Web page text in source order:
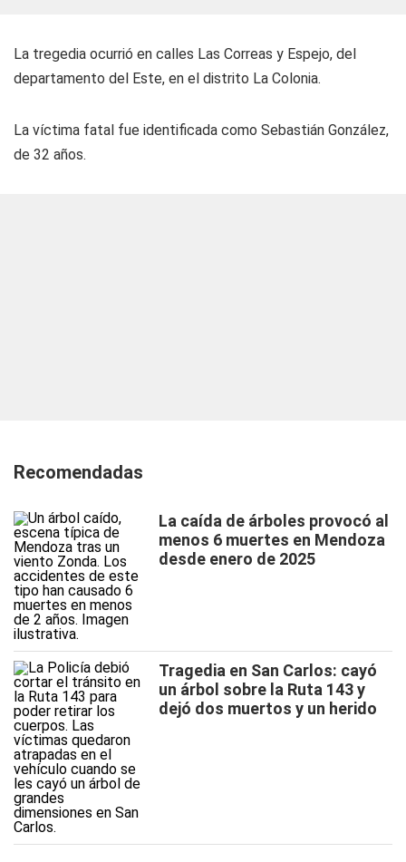
La tregedia ocurrió en calles Las Correas y Espejo, del
departamento del Este, en el distrito La Colonia.
La víctima fatal fue identificada como Sebastián González,
de 32 años.
Recomendadas
La caída de árboles provocó al
menos 6 muertes en Mendoza
desde enero de 2025
Tragedia en San Carlos: cayó
un árbol sobre la Ruta 143 y
dejó dos muertos y un herido